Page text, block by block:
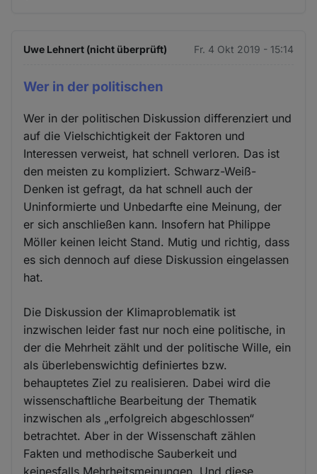
Uwe Lehnert (nicht überprüft) Fr. 4 Okt 2019 - 15:14
Wer in der politischen
Wer in der politischen Diskussion differenziert und
auf die Vielschichtigkeit der Faktoren und
Interessen verweist, hat schnell verloren. Das ist
den meisten zu kompliziert. Schwarz-Weiß-
Denken ist gefragt, da hat schnell auch der
Uninformierte und Unbedarfte eine Meinung, der
er sich anschließen kann. Insofern hat Philippe
Möller keinen leicht Stand. Mutig und richtig, dass
es sich dennoch auf diese Diskussion eingelassen
hat.
Die Diskussion der Klimaproblematik ist
inzwischen leider fast nur noch eine politische, in
der die Mehrheit zählt und der politische Wille, ein
als überlebenswichtig definiertes bzw.
behauptetes Ziel zu realisieren. Dabei wird die
wissenschaftliche Bearbeitung der Thematik
inzwischen als „erfolgreich abgeschlossen“
betrachtet. Aber in der Wissenschaft zählen
Fakten und methodische Sauberkeit und